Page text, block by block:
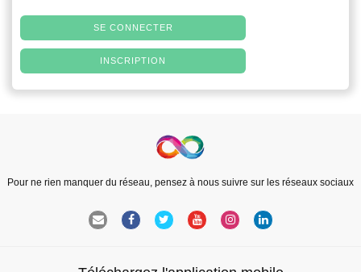
SE CONNECTER
INSCRIPTION
Pour ne rien manquer du réseau, pensez à nous suivre sur les réseaux sociaux